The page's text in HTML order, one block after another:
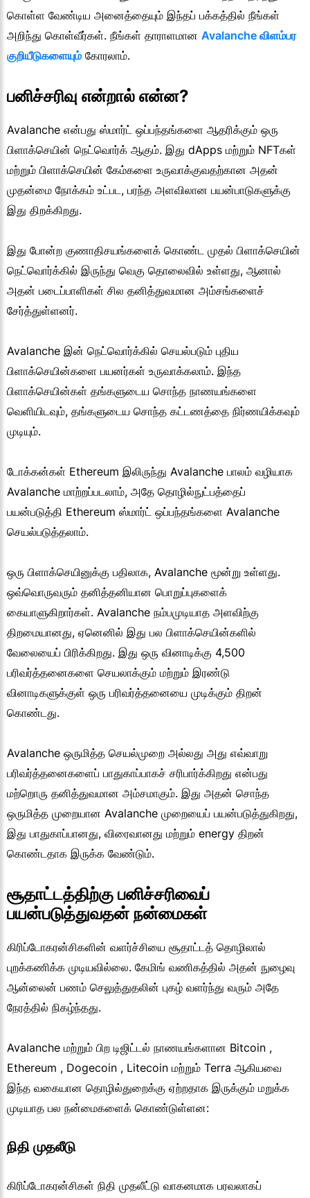
கொள்ள வேண்டிய அனைத்தையும் இந்தப் பக்கத்தில் நீங்கள்
அறிந்து கொள்வீர்கள். நீங்கள் தாராளமான Avalanche விளம்பர
குறியீடுகளையும் கோரலாம்.
பனிச்சரிவு என்றால் என்ன?
Avalanche என்பது ஸ்மார்ட் ஒப்பந்தங்களை ஆதரிக்கும் ஒரு
பிளாக்செயின் நெட்வொர்க் ஆகும். இது dApps மற்றும் NFTகள்
மற்றும் பிளாக்செயின் கேம்களை உருவாக்குவதற்கான அதன்
முதன்மை நோக்கம் உட்பட, பரந்த அளவிலான பயன்பாடுகளுக்கு
இது திறக்கிறது.
இது போன்ற குணாதிசயங்களைக் கொண்ட முதல் பிளாக்செயின்
நெட்வொர்க்கில் இருந்து வெகு தொலைவில் உள்ளது, ஆனால்
அதன் படைப்பாளிகள் சில தனித்துவமான அம்சங்களைச்
சேர்த்துள்ளனர்.
Avalanche இன் நெட்வொர்க்கில் செயல்படும் புதிய
பிளாக்செயின்களை பயனர்கள் உருவாக்கலாம். இந்த
பிளாக்செயின்கள் தங்களுடைய சொந்த நாணயங்களை
வெளியிடவும், தங்களுடைய சொந்த கட்டணத்தை நிர்ணயிக்கவும்
முடியும்.
டோக்கன்கள் Ethereum இலிருந்து Avalanche பாலம் வழியாக
Avalanche மாற்றப்படலாம், அதே தொழில்நுட்பத்தைப்
பயன்படுத்தி Ethereum ஸ்மார்ட் ஒப்பந்தங்களை Avalanche
செயல்படுத்தலாம்.
ஒரு பிளாக்செயினுக்கு பதிலாக, Avalanche மூன்று உள்ளது.
ஒவ்வொருவரும் தனித்தனியான பொறுப்புகளைக்
கையாளுகிறார்கள். Avalanche நம்பமுடியாத அளவிற்கு
திறமையானது, ஏனெனில் இது பல பிளாக்செயின்களில்
வேலையைப் பிரிக்கிறது. இது ஒரு வினாடிக்கு 4,500
பரிவர்த்தனைகளை செயலாக்கும் மற்றும் இரண்டு
வினாடிகளுக்குள் ஒரு பரிவர்த்தனையை முடிக்கும் திறன்
கொண்டது.
Avalanche ஒருமித்த செயல்முறை அல்லது அது எவ்வாறு
பரிவர்த்தனைகளைப் பாதுகாப்பாகச் சரிபார்க்கிறது என்பது
மற்றொரு தனித்துவமான அம்சமாகும். இது அதன் சொந்த
ஒருமித்த முறையான Avalanche முறையைப் பயன்படுத்துகிறது,
இது பாதுகாப்பானது, விரைவானது மற்றும் energy திறன்
கொண்டதாக இருக்க வேண்டும்.
சூதாட்டத்திற்கு பனிச்சரிவைப்
பயன்படுத்துவதன் நன்மைகள்
கிரிப்டோகரன்சிகளின் வளர்ச்சியை சூதாட்டத் தொழிலால்
புறக்கணிக்க முடியவில்லை. கேமிங் வணிகத்தில் அதன் நுழைவு
ஆன்லைன் பணம் செலுத்துதலின் புகழ் வளர்ந்து வரும் அதே
நேரத்தில் நிகழ்ந்தது.
Avalanche மற்றும் பிற டிஜிட்டல் நாணயங்களான Bitcoin ,
Ethereum , Dogecoin , Litecoin மற்றும் Terra ஆகியவை
இந்த வகையான தொழில்துறைக்கு ஏற்றதாக இருக்கும் மறுக்க
முடியாத பல நன்மைகளைக் கொண்டுள்ளன:
நிதி முதலீடு
கிரிப்டோகரன்சிகள் நிதி முதலீட்டு வாகனமாக பரவலாகப்